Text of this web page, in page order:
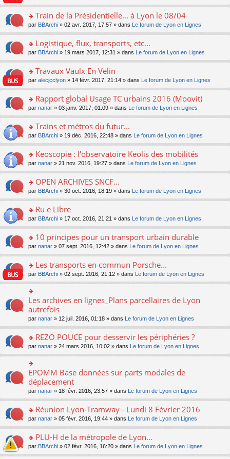
nt
u
ré
c
e
nt
n
le
pl
u
ré
c
e
nt
e
n
n
le
pl
u
ré
c
e
nt
a
g
e
n
n
le
pl
u
ré
c
e
nt
le
m
e
a
g
e
n
n
le
pl
u
ré
c
e
nt
n
ult
er
le
m
e
a
g
e
n
n
le
pl
u
ré
c
e
nt
o
n
ult
er
le
m
e
a
g
e
n
n
le
pl
u
ré
c
e
nt
Train de la Présidentielle... à Lyon le 08/04
par BBArchi » 02 avr. 2017, 17:57 » dans Le forum de Lyon en Lignes
o
n
ult
er
le
m
e
a
g
e
n
n
le
pl
u
ré
c
e
nt
Logistique, flux, transports, etc...
par BBArchi » 19 mars 2017, 12:31 » dans Le forum de Lyon en Lignes
o
n
ult
er
le
m
e
a
g
e
n
n
le
pl
u
ré
c
e
nt
Travaux Vaulx En Velin
par alecjcclyon » 14 févr. 2017, 21:14 » dans Le forum de Lyon en Lignes
o
n
ult
er
le
m
e
a
g
e
n
n
le
pl
u
ré
c
e
nt
Rapport global Usage TC urbains 2016 (Moovit)
par nanar » 03 janv. 2017, 01:09 » dans Le forum de Lyon en Lignes
o
n
ult
er
le
m
e
a
g
e
n
n
le
pl
u
s
ré
c
e
nt
Trains et métros du futur...
par BBArchi » 19 déc. 2016, 22:48 » dans Le forum de Lyon en Lignes
o
n
ult
er
le
m
e
a
g
e
n
n
le
pl
u
s
e
nt
Keoscopie : l'observatoire Keolis des mobilités
par nanar » 21 nov. 2016, 19:27 » dans Le forum de Lyon en Lignes
o
n
ult
er
le
m
e
a
g
e
n
o
lu
le
pl
u
s
c
nt
OPEN ARCHIVES SNCF...
par BBArchi » 30 oct. 2016, 18:19 » dans Le forum de Lyon en Lignes
o
n
ult
er
le
m
e
s
g
e
n
o
lu
le
pl
u
s
ré
e
Ru e Libre
par BBArchi » 17 oct. 2016, 21:21 » dans Le forum de Lyon en Lignes
o
n
ult
er
le
m
s
a
e
n
o
n
lu
le
pl
u
s
ré
e
10 principes pour un transport urbain durable
par nanar » 07 sept. 2016, 12:42 » dans Le forum de Lyon en Lignes
o
n
s
ult
er
le
m
e
s
a
e
n
o
n
pl
u
s
ré
e
Les transports en commun Porsche...
par BBArchi » 02 sept. 2016, 21:12 » dans Le forum de Lyon en Lignes
n
ult
er
le
m
e
s
s
a
g
e
n
o
lu
le
pl
u
s
Les archives en lignes_Plans parcellaires de Lyon
autrefois
par nanar » 12 juil. 2016, 01:18 » dans Le forum de Lyon en Lignes
o
n
s
ult
er
le
m
e
s
a
e
n
o
REZO POUCE pour desservir les périphéries ?
par nanar » 24 mars 2016, 10:02 » dans Le forum de Lyon en Lignes
o
n
ult
er
le
m
e
s
a
g
EPOMM Base données sur parts modales de
déplacement
par nanar » 18 févr. 2016, 23:57 » dans Le forum de Lyon en Lignes
o
n
ult
er
le
Réunion Lyon-Tramway - Lundi 8 Février 2016
par nanar » 05 févr. 2016, 19:44 » dans Le forum de Lyon en Lignes
o
n
PLU-H de la métropole de Lyon...
par BBArchi » 02 févr. 2016, 16:20 » dans Le forum de Lyon en Lignes